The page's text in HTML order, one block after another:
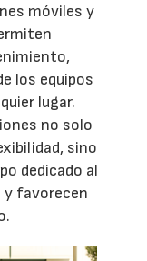
móviles y
los equipos
lugar.
no solo
sino
dedicado al
y favorecen